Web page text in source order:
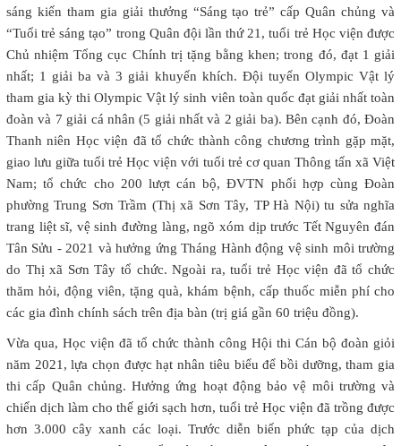
sáng kiến tham gia giải thưởng “Sáng tạo trẻ” cấp Quân chủng và
“Tuổi trẻ sáng tạo” trong Quân đội lần thứ 21, tuổi trẻ Học viện được
Chủ nhiệm Tổng cục Chính trị tặng bằng khen; trong đó, đạt 1 giải
nhất; 1 giải ba và 3 giải khuyến khích. Đội tuyển Olympic Vật lý
tham gia kỳ thi Olympic Vật lý sinh viên toàn quốc đạt giải nhất toàn
đoàn và 7 giải cá nhân (5 giải nhất và 2 giải ba). Bên cạnh đó, Đoàn
Thanh niên Học viện đã tổ chức thành công chương trình gặp mặt,
giao lưu giữa tuổi trẻ Học viện với tuổi trẻ cơ quan Thông tấn xã Việt
Nam; tổ chức cho 200 lượt cán bộ, ĐVTN phối hợp cùng Đoàn
phường Trung Sơn Trầm (Thị xã Sơn Tây, TP Hà Nội) tu sửa nghĩa
trang liệt sĩ, vệ sinh đường làng, ngõ xóm dịp trước Tết Nguyên đán
Tân Sửu - 2021 và hưởng ứng Tháng Hành động vệ sinh môi trường
do Thị xã Sơn Tây tổ chức. Ngoài ra, tuổi trẻ Học viện đã tổ chức
thăm hỏi, động viên, tặng quà, khám bệnh, cấp thuốc miễn phí cho
các gia đình chính sách trên địa bàn (trị giá gần 60 triệu đồng).
Vừa qua, Học viện đã tổ chức thành công Hội thi Cán bộ đoàn giỏi
năm 2021, lựa chọn được hạt nhân tiêu biểu để bồi dưỡng, tham gia
thi cấp Quân chủng. Hưởng ứng hoạt động bảo vệ môi trường và
chiến dịch làm cho thế giới sạch hơn, tuổi trẻ Học viện đã trồng được
hơn 3.000 cây xanh các loại. Trước diễn biến phức tạp của dịch